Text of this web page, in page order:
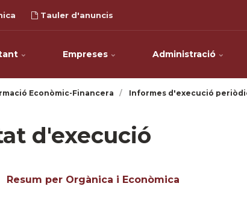
Tauler d'anuncis
Empreses Administració
Econòmic-Financera
Informes d'execució
d'execució
Resum per Orgànica i Econòmica